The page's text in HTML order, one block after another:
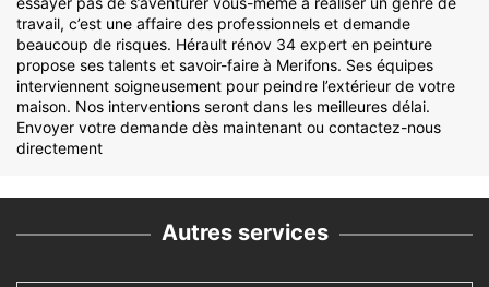
travail, c’est une affaire des professionnels et demande
beaucoup de risques. Hérault rénov 34 expert en peinture
propose ses talents et savoir-faire à Merifons. Ses équipes
interviennent soigneusement pour peindre l’extérieur de votre
maison. Nos interventions seront dans les meilleures délai.
Envoyer votre demande dès maintenant ou contactez-nous
directement
Autres services